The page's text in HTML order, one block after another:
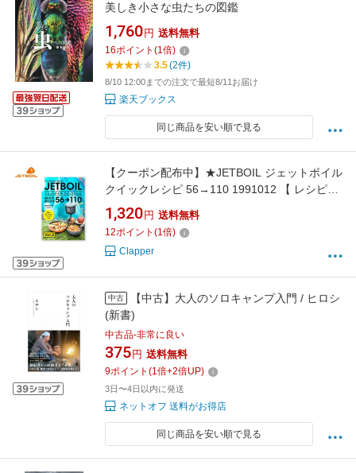
美しき小さな虫たちの図鑑
1,760 円 送料無料
16ポイント (1倍)
3.5(2件)
8/10 12:00までの注文で最短8/11お届け
楽天ブックス
同じ商品を安い順で見る
【クーポン配布中】★JETBOIL ジェットボイル
クイックレシピ 56→110 1991012 【 レシピ本
料理 アウトドア キャンプ 野外 】【メール便・
代引不可】
1,320 円 送料無料
12ポイント (1倍)
Clapper
中古
【中古】大人のソロキャンプ入門 / ヒロシ
(新書)
中古品-非常に良い
375 円 送料無料
9ポイント (1倍+2倍UP)
3日〜4日以内に発送
ネットオフ 送料がお得店
同じ商品を安い順で見る